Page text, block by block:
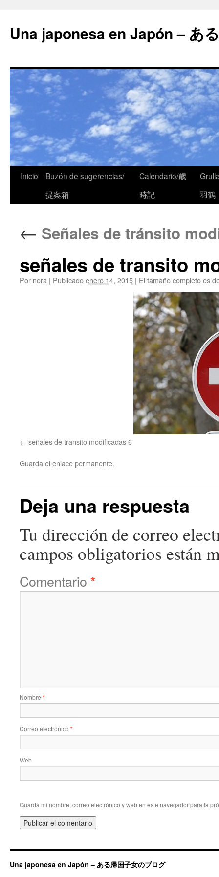
Una japonesa en Japón – あ
Inicio
Buzón de sugerencias/
提案箱
Calendario/歳
時記
羽鶴
← Señales de tránsito
señales de transito
Por nora | Publicadoenero 14, 2015 | El tamaño completo es
señales de transito modificadas 6
Guarda el enlace permanente.
Deja una respuesta
Tu dirección de correo
campos obligatorios están
Comentario *
Nombre *
Correo electrónico *
Web
Guarda mi nombre, correo electrónico y web en este navegador para la
Una japonesa en Japón – ある帰国子女のブログ